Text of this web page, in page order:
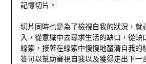
記憶切片。
切片同時也是為了檢視自我的狀況，就
入，從意識中去尋求生活的缺口，從缺
線索，接著在線索中慢慢地釐清自我的
答可以幫助審視自我以及獲得走出下一